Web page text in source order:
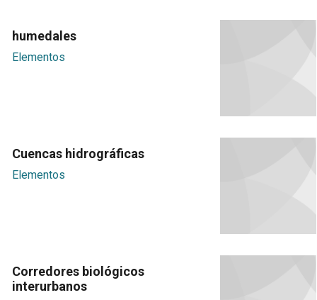
humedales
Elementos
Cuencas hidrográficas
Elementos
Corredores biológicos
interurbanos